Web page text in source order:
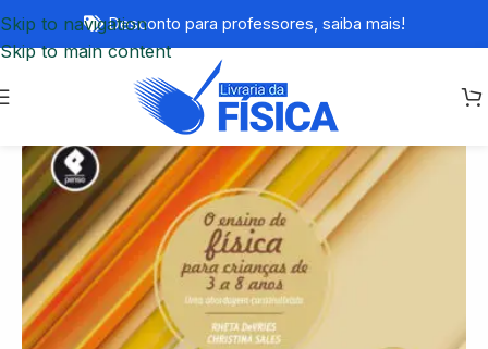
Skip to navigation
Skip to main content
Desconto para professores, saiba mais!